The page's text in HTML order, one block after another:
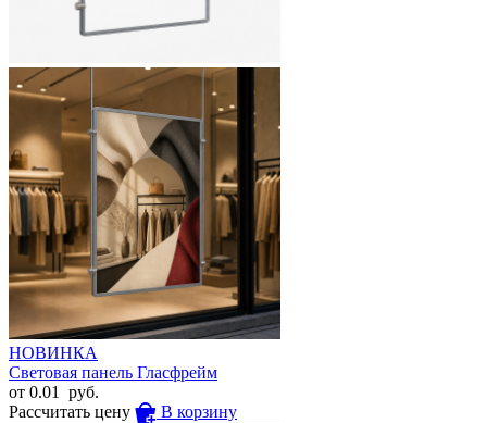
НОВИНКА
Световая панель Гласфрейм
от 0.01
руб.
Рассчитать цену
В корзину